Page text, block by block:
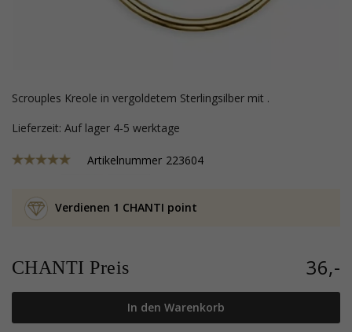
Scrouples Kreole in vergoldetem Sterlingsilber mit .
Lieferzeit: Auf lager 4-5 werktage
Artikelnummer 223604
Verdienen 1 CHANTI point
CHANTI Preis 36,-
In den Warenkorb